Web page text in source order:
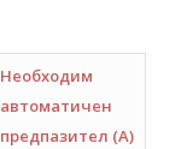
Необходим
автоматичен
предпазител (A)